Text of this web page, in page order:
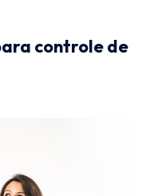
controle de